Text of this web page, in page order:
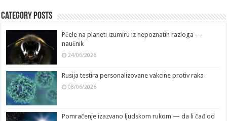
Category Posts
Pčele na planeti izumiru iz nepoznatih razloga —
naučnik
24/06/2026
Rusija testira personalizovane vakcine protiv raka
08/06/2026
Pomračenje izazvano ljudskom rukom — da li čađ od